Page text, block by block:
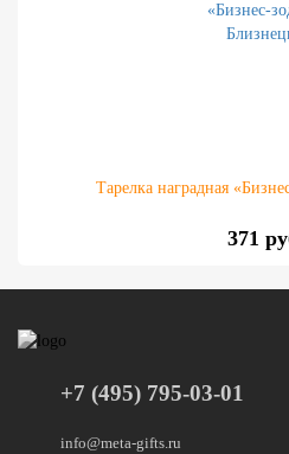
Тарелка наградная
371
+7 (495) 795-03-01
info@meta-gifts.ru